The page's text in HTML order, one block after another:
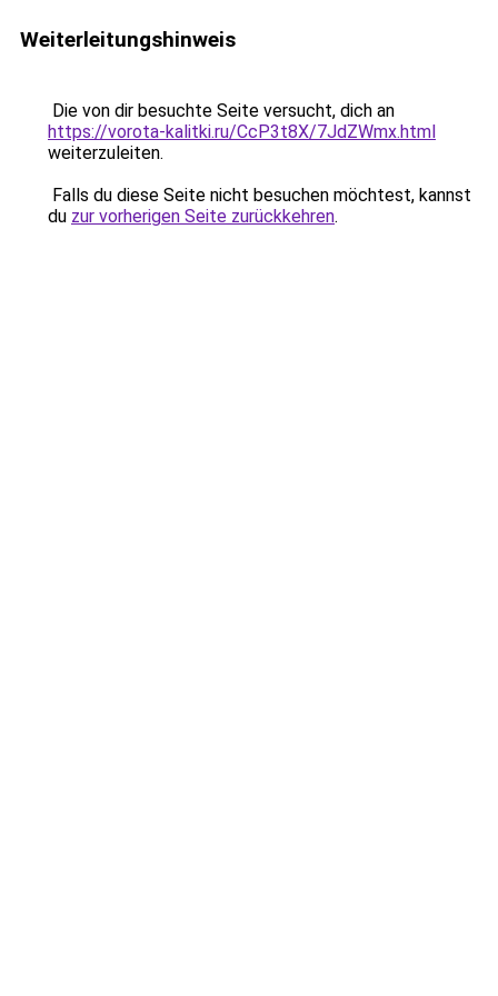
Weiterleitungshinweis
Die von dir besuchte Seite versucht, dich an
https://vorota-kalitki.ru/CcP3t8X/7JdZWmx.html
weiterzuleiten.
Falls du diese Seite nicht besuchen möchtest, kannst
du zur vorherigen Seite zurückkehren.